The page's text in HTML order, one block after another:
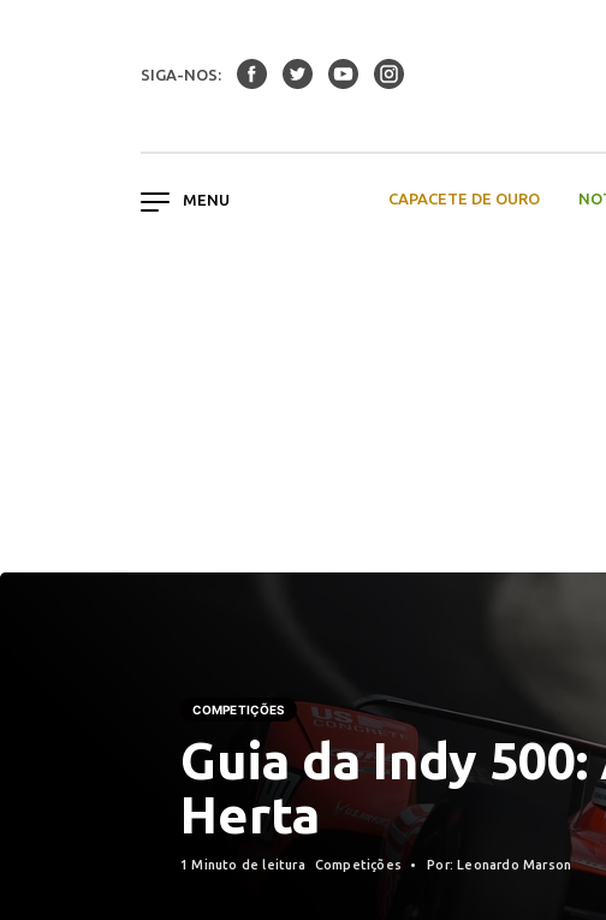
SIGA-NOS:
CAPACETE DE OURO
COMPETIÇÕES
Guia da Indy
Herta
1 Minuto de leitura Competições Por: Leonardo Marson